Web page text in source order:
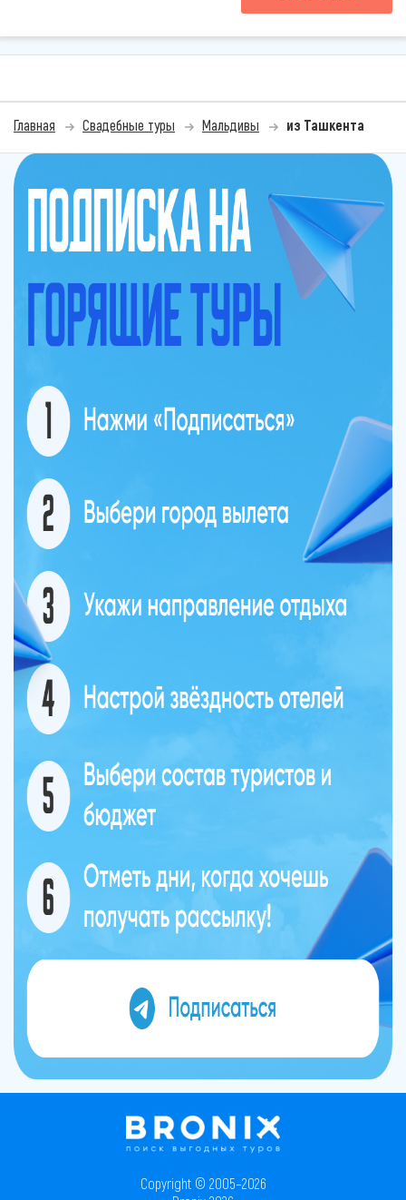
Главная Свадебные туры Мальдивы из Ташкента
Copyright © 2005–2026